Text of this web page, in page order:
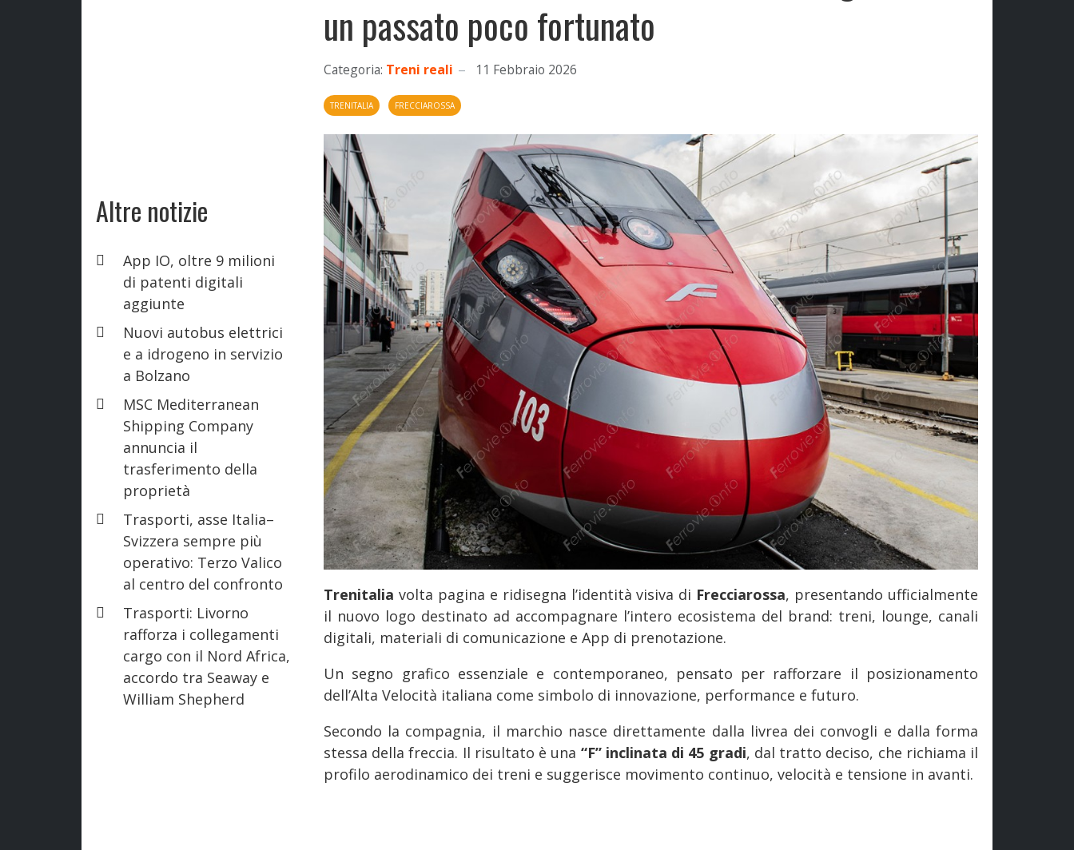
Altre notizie
App IO, oltre 9 milioni
di patenti digitali
aggiunte
Nuovi autobus elettrici
e a idrogeno in servizio
a Bolzano
MSC Mediterranean
Shipping Company
annuncia il
trasferimento della
proprietà
Trasporti, asse Italia–
Svizzera sempre più
operativo: Terzo Valico
al centro del confronto
Trasporti: Livorno
rafforza i collegamenti
cargo con il Nord Africa,
accordo tra Seaway e
William Shepherd
un passato poco fortunato
Categoria: Treni reali 11 Febbraio 2026
TRENITALIA FRECCIAROSSA
Trenitalia volta pagina e ridisegna l’identità visiva di Frecciarossa, presentando ufficialmente
il nuovo logo destinato ad accompagnare l’intero ecosistema del brand: treni, lounge, canali
digitali, materiali di comunicazione e App di prenotazione.
Un segno grafico essenziale e contemporaneo, pensato per rafforzare il posizionamento
dell’Alta Velocità italiana come simbolo di innovazione, performance e futuro.
Secondo la compagnia, il marchio nasce direttamente dalla livrea dei convogli e dalla forma
stessa della freccia. Il risultato è una “F” inclinata di 45 gradi, dal tratto deciso, che richiama il
profilo aerodinamico dei treni e suggerisce movimento continuo, velocità e tensione in avanti.